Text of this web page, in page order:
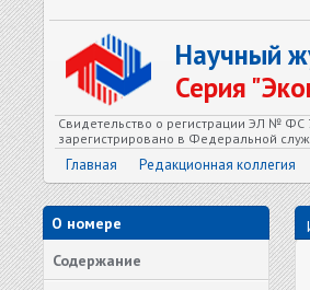
Научный
Серия
Свидетельство о регистрации ЭЛ № ФС
зарегистрировано в Федеральной
Главная Редакционная коллегия
О номере
Содержание